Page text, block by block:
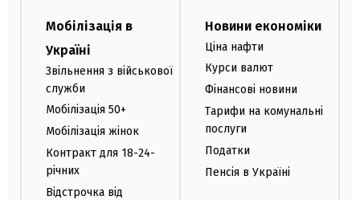
Мобілізація в
Україні
Звільнення з військової
служби
Мобілізація 50+
Мобілізація жінок
Контракт для 18-24-
річних
Відстрочка від
Новини економіки
Ціна нафти
Курси валют
Фінансові новини
Тарифи на комунальні
послуги
Податки
Пенсія в Україні